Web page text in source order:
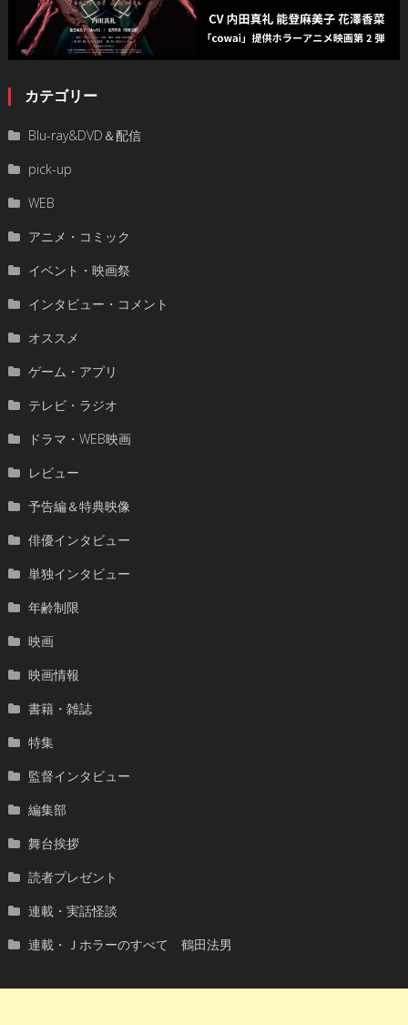
カテゴリー
Blu-ray&DVD＆配信
pick-up
WEB
アニメ・コミック
イベント・映画祭
インタビュー・コメント
オススメ
ゲーム・アプリ
テレビ・ラジオ
ドラマ・WEB映画
レビュー
予告編＆特典映像
俳優インタビュー
単独インタビュー
年齢制限
映画
映画情報
書籍・雑誌
特集
監督インタビュー
編集部
舞台挨拶
読者プレゼント
連載・実話怪談
連載・Ｊホラーのすべて 鶴田法男